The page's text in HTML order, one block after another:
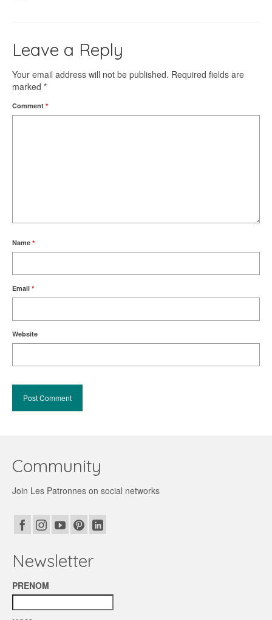
Leave a Reply
Your email address will not be published. Required fields are
marked *
Comment *
Name *
Email *
Website
Community
Join Les Patronnes on social networks
Newsletter
PRENOM